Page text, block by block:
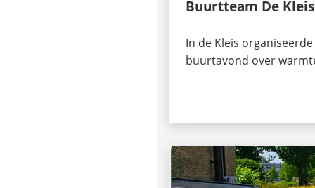
Buurtteam De Kleis
In de Kleis
buurtavond over